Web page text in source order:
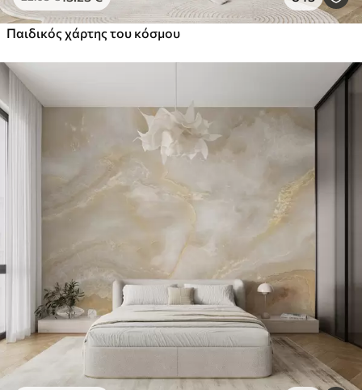
Παιδικός χάρτης του κόσμου